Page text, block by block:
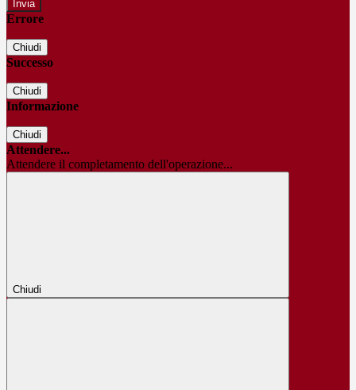
Errore
Chiudi
Successo
Chiudi
Informazione
Chiudi
Attendere...
Attendere il completamento dell'operazione...
Chiudi